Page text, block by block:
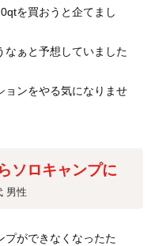
を買おうと企てまし
なぁと予想していました
ョンをやる気になりませ
ソロキャンプに
男性
プができなくなったた